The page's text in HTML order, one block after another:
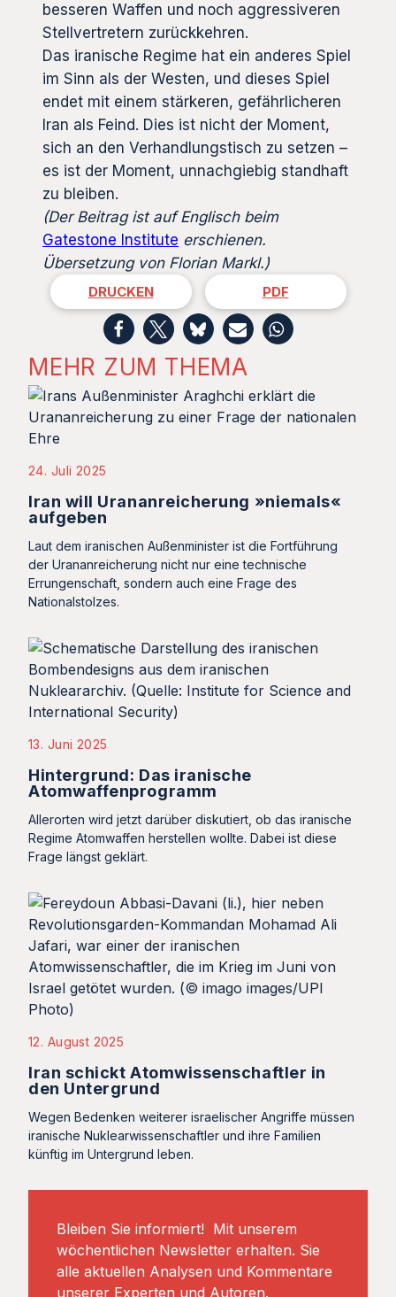
besseren Waffen und noch aggressiveren
Stellvertretern zurückkehren.
Das iranische Regime hat ein anderes Spiel
im Sinn als der Westen, und dieses Spiel
endet mit einem stärkeren, gefährlicheren
Iran als Feind. Dies ist nicht der Moment,
sich an den Verhandlungstisch zu setzen –
es ist der Moment, unnachgiebig standhaft
zu bleiben.
(Der Beitrag ist auf Englisch beim
Gatestone Institute erschienen.
Übersetzung von Florian Markl.)
DRUCKEN PDF
MEHR ZUM THEMA
24. Juli 2025
Iran will Urananreicherung »niemals«
aufgeben
Laut dem iranischen Außenminister ist die Fortführung
der Urananreicherung nicht nur eine technische
Errungenschaft, sondern auch eine Frage des
Nationalstolzes.
13. Juni 2025
Hintergrund: Das iranische
Atomwaffenprogramm
Allerorten wird jetzt darüber diskutiert, ob das iranische
Regime Atomwaffen herstellen wollte. Dabei ist diese
Frage längst geklärt.
12. August 2025
Iran schickt Atomwissenschaftler in
den Untergrund
Wegen Bedenken weiterer israelischer Angriffe müssen
iranische Nuklearwissenschaftler und ihre Familien
künftig im Untergrund leben.
Bleiben Sie informiert! Mit unserem
wöchentlichen Newsletter erhalten. Sie
alle aktuellen Analysen und Kommentare
unserer Experten und Autoren.